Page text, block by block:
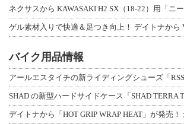
ネクサスから KAWASAKI H2 SX（18-22）用「ニ
バイク用品情報
SHAD の新型ハードサイドケース「SHAD TERRA
デイトナから「HOT GRIP WRAP HEAT」が発売